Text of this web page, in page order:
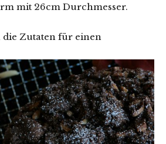
mit 26cm Durchmesser.
Zutaten für einen